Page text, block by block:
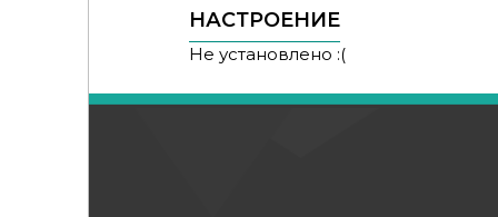
НАСТРОЕНИЕ
Не установлено :(